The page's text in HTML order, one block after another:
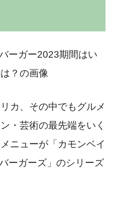
カ、その中でもグルメ
・芸術の最先端をいく
ニューが「カモンベイ
ーガーズ」のシリーズ